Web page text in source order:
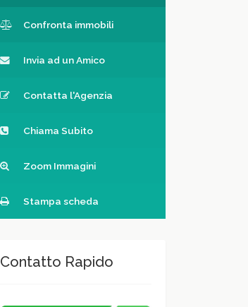
Confronta immobili
Invia ad un Amico
Contatta l'Agenzia
Chiama Subito
Zoom Immagini
Stampa scheda
Contatto Rapido